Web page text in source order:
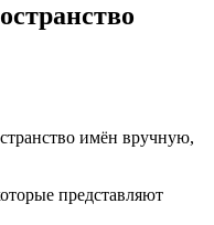
имён вручную,
представляют